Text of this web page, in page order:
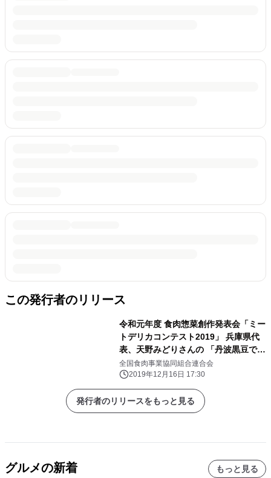
この発行者のリリース
令和元年度 食肉惣菜創作発表会「ミー
トデリカコンテスト2019」 兵庫県代
表、天野みどりさんの 「丹波黒豆でチ
キンチリコンカルネ」が 2,133点の中
から最優秀賞を受賞
全国食肉事業協同組合連合会
2019年12月16日 17:30
発行者のリリースをもっと見る
グルメの新着 もっと見る